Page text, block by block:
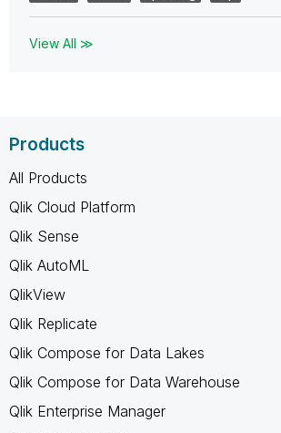
View All ≫
Products
All Products
Qlik Cloud Platform
Qlik Sense
Qlik AutoML
QlikView
Qlik Replicate
Qlik Compose for Data Lakes
Qlik Compose for Data Warehouse
Qlik Enterprise Manager